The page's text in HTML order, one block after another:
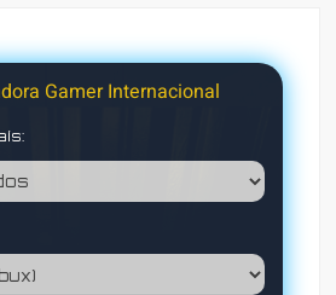
Gamer Internacional